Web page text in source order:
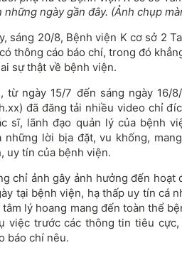
những ngày gần đây. (Ảnh chụp
sáng 20/8, Bệnh viện K cơ sở 2
thông cáo báo chí, trong đó
sự thật về bệnh viện.
từ ngày 15/7 đến sáng ngày 16/
đã đăng tải nhiều video chỉ
sĩ, lãnh đạo quản lý của bệnh
những lời bịa đặt, vu khống,
uy tín của bệnh viện.
chỉ ảnh gây ảnh hưởng đến hoạt
tại bệnh viện, hạ thấp uy tín cá
lý hoang mang đến toàn thể
việc trước các thông tin tiêu
báo chí nêu.